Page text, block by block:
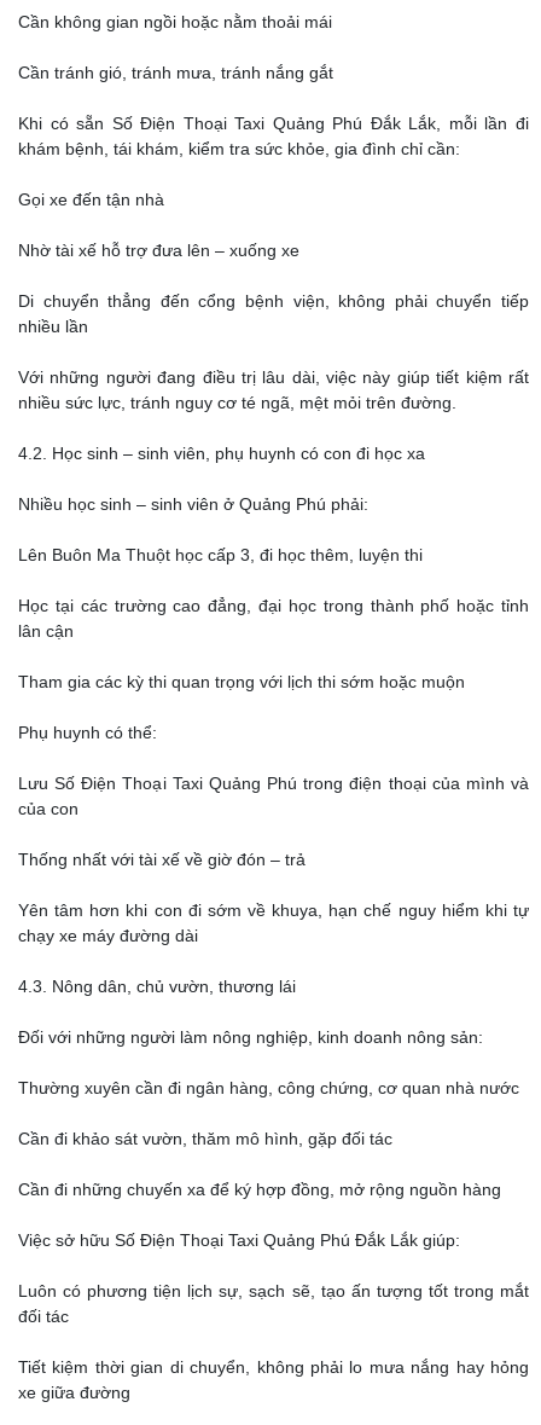
Cần không gian ngồi hoặc nằm thoải mái
Cần tránh gió, tránh mưa, tránh nắng gắt
Khi có sẵn Số Điện Thoại Taxi Quảng Phú Đắk Lắk, mỗi lần đi
khám bệnh, tái khám, kiểm tra sức khỏe, gia đình chỉ cần:
Gọi xe đến tận nhà
Nhờ tài xế hỗ trợ đưa lên – xuống xe
Di chuyển thẳng đến cổng bệnh viện, không phải chuyển tiếp
nhiều lần
Với những người đang điều trị lâu dài, việc này giúp tiết kiệm rất
nhiều sức lực, tránh nguy cơ té ngã, mệt mỏi trên đường.
4.2. Học sinh – sinh viên, phụ huynh có con đi học xa
Nhiều học sinh – sinh viên ở Quảng Phú phải:
Lên Buôn Ma Thuột học cấp 3, đi học thêm, luyện thi
Học tại các trường cao đẳng, đại học trong thành phố hoặc tỉnh
lân cận
Tham gia các kỳ thi quan trọng với lịch thi sớm hoặc muộn
Phụ huynh có thể:
Lưu Số Điện Thoại Taxi Quảng Phú trong điện thoại của mình và
của con
Thống nhất với tài xế về giờ đón – trả
Yên tâm hơn khi con đi sớm về khuya, hạn chế nguy hiểm khi tự
chạy xe máy đường dài
4.3. Nông dân, chủ vườn, thương lái
Đối với những người làm nông nghiệp, kinh doanh nông sản:
Thường xuyên cần đi ngân hàng, công chứng, cơ quan nhà nước
Cần đi khảo sát vườn, thăm mô hình, gặp đối tác
Cần đi những chuyến xa để ký hợp đồng, mở rộng nguồn hàng
Việc sở hữu Số Điện Thoại Taxi Quảng Phú Đắk Lắk giúp:
Luôn có phương tiện lịch sự, sạch sẽ, tạo ấn tượng tốt trong mắt
đối tác
Tiết kiệm thời gian di chuyển, không phải lo mưa nắng hay hỏng
xe giữa đường